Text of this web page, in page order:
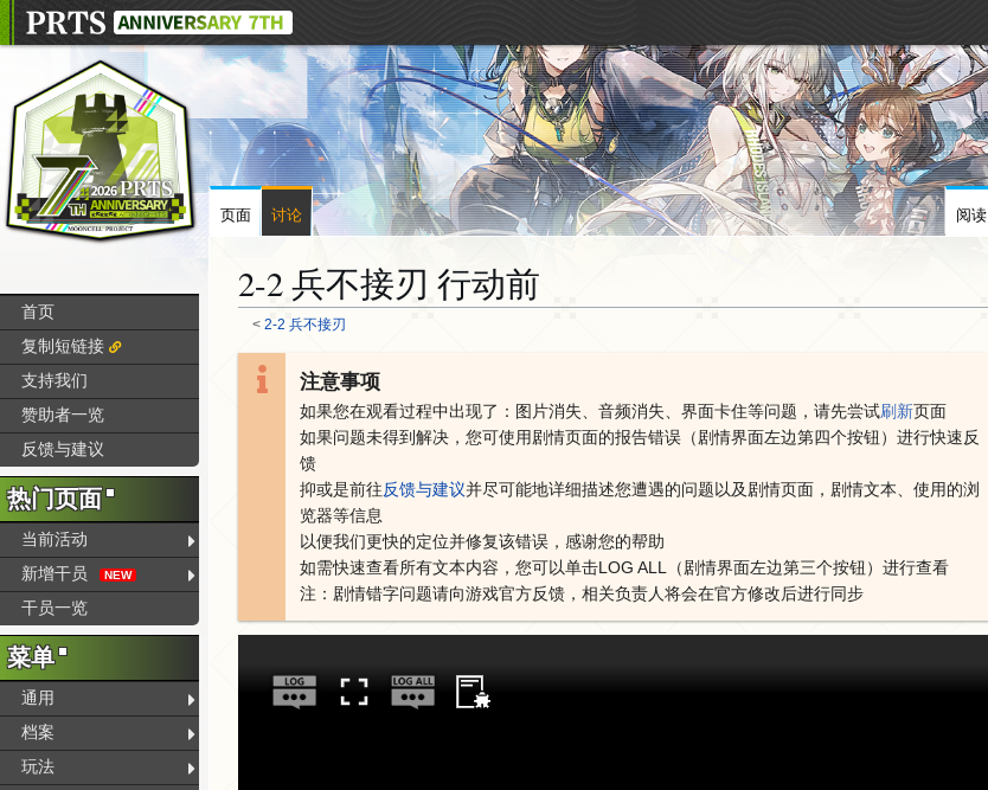
2-2 兵不接刃 行动前
< 2-2 兵不接刃
注意事项
如果您在观看过程中出现了：图片消失、音频消失、界面卡住等问题，请先尝试刷新页面
如果问题未得到解决，您可使用剧情页面的报告错误（剧情界面左边第四个按钮）进行快速反
馈
抑或是前往反馈与建议并尽可能地详细描述您遭遇的问题以及剧情页面，剧情文本、使用的浏
览器等信息
以便我们更快的定位并修复该错误，感谢您的帮助
如需快速查看所有文本内容，您可以单击LOG ALL（剧情界面左边第三个按钮）进行查看
注：剧情错字问题请向游戏官方反馈，相关负责人将会在官方修改后进行同步
页面 讨论 阅读
首页
复制短链接
支持我们
赞助者一览
反馈与建议
热门页面
当前活动
新增干员
NEW
干员一览
菜单
通用
档案
玩法